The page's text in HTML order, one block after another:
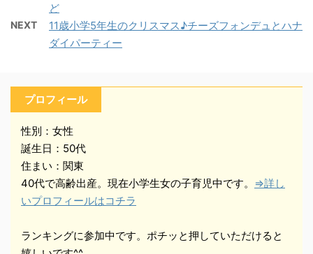
ど
NEXT
11歳小学5年生のクリスマス♪チーズフォンデュとハナ
ダイパーティー
プロフィール
性別：女性
誕生日：50代
住まい：関東
40代で高齢出産。現在小学生女の子育児中です。 ⇒詳し
いプロフィールはコチラ
ランキングに参加中です。ポチッと押していただけると